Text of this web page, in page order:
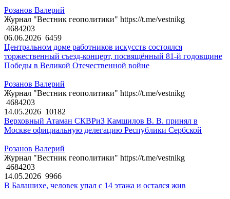
Розанов Валерий
Журнал "Вестник геополитики" https://t.me/vestnikg
4684203
06.06.2026 6459
Центральном доме работников искусств состоялся
торжественный съезд-концерт, посвящённый 81-й годовщине
Победы в Великой Отечественной войне
Розанов Валерий
Журнал "Вестник геополитики" https://t.me/vestnikg
4684203
14.05.2026 10182
Верховный Атаман СКВРиЗ Камшилов В. В. принял в
Москве официальную делегацию Республики Сербской
Розанов Валерий
Журнал "Вестник геополитики" https://t.me/vestnikg
4684203
14.05.2026 9966
В Балашихе, человек упал с 14 этажа и остался жив